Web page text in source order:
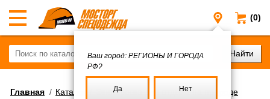
(0)
Регионы
Ваш город: РЕГИОНЫ И ГОРОДА
РФ?
Да Нет
Главная / Каталог Экипировка для отдыха на природе